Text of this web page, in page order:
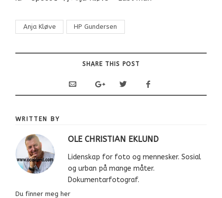
Anja Kløve HP Gundersen
SHARE THIS POST
WRITTEN BY
OLE CHRISTIAN EKLUND
Lidenskap for foto og mennesker. Sosial
og urban på mange måter.
Dokumentarfotograf.
Du finner meg her